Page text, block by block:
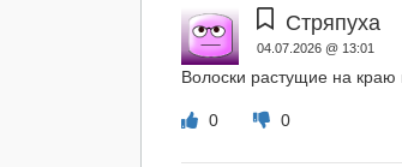
Стряпуха
04.07.2026 @ 13:01
Волоски растущие на краю
0 0